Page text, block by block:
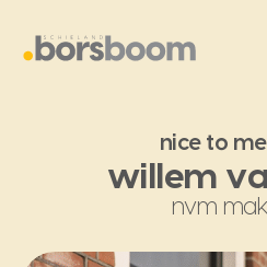
nice to
willem
nvm